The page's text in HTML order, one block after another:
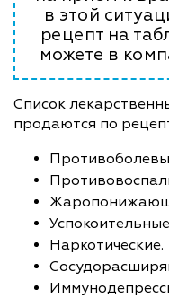
в этой
рецепт на
можете в
Список
продаются по
Наркотические.